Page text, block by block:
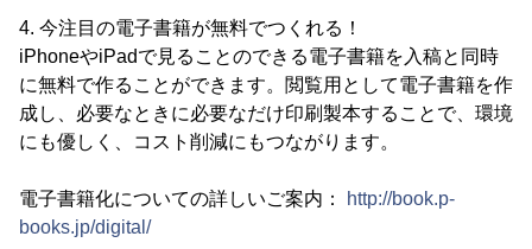
4. 今注目の電子書籍が無料でつくれる！
iPhoneやiPadで見ることのできる電子書籍を入稿と同時
に無料で作ることができます。閲覧用として電子書籍を作
成し、必要なときに必要なだけ印刷製本することで、環境
にも優しく、コスト削減にもつながります。
電子書籍化についての詳しいご案内：
http://book.p-
books.jp/digital/